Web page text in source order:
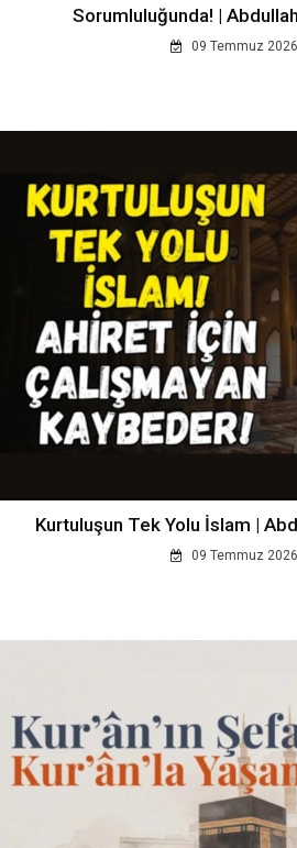
Sorumluluğunda! |
09 Temmuz 2026
Kurtuluşun Tek Yolu İslam |
09 Temmuz 2026